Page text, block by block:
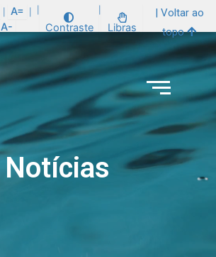
A=
A- Contraste Libras
| Voltar ao
topo
Notícias